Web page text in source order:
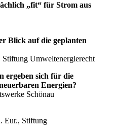
„fit“ für Strom aus
Blick auf die geplanten
Umweltenergierecht
ergeben sich für die
Energien?
Schönau
Eur., Stiftung